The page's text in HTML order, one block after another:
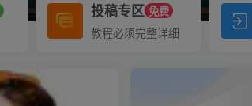
投稿专区 免费
教程必须完整详细